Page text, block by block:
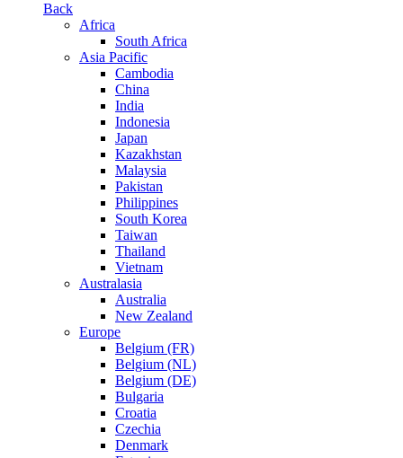
Back
Africa
South Africa
Asia Pacific
Cambodia
China
India
Indonesia
Japan
Kazakhstan
Malaysia
Pakistan
Philippines
South Korea
Taiwan
Thailand
Vietnam
Australasia
Australia
New Zealand
Europe
Belgium (FR)
Belgium (NL)
Belgium (DE)
Bulgaria
Croatia
Czechia
Denmark